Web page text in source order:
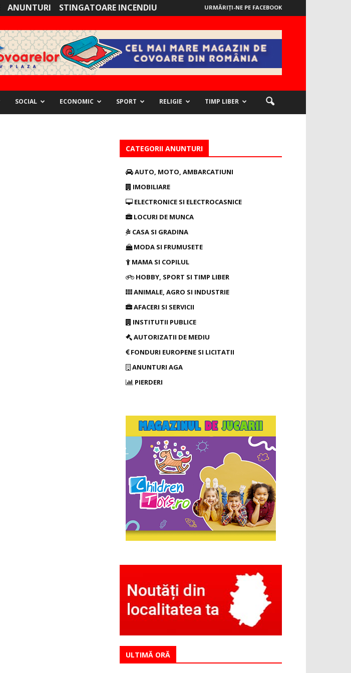
ANUNTURI STINGATOARE INCENDIU URMĂRIȚI-NE PE FACEBOOK
SOCIAL ECONOMIC SPORT RELIGIE TIMP LIBER
CATEGORII ANUNTURI
AUTO, MOTO, AMBARCATIUNI
IMOBILIARE
ELECTRONICE SI ELECTROCASNICE
LOCURI DE MUNCA
CASA SI GRADINA
MODA SI FRUMUSETE
MAMA SI COPILUL
HOBBY, SPORT SI TIMP LIBER
ANIMALE, AGRO SI INDUSTRIE
AFACERI SI SERVICII
INSTITUTII PUBLICE
AUTORIZATII DE MEDIU
FONDURI EUROPENE SI LICITATII
ANUNTURI AGA
PIERDERI
ULTIMĂ ORĂ